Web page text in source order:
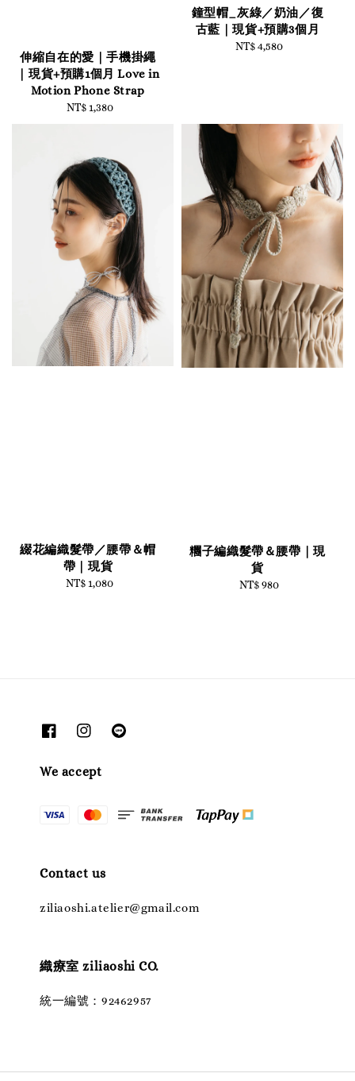
伸縮自在的愛｜手機掛繩
｜現貨+預購1個月 Love in
Motion Phone Strap
Regular
NT$ 1,380
鐘型帽_灰綠／奶油／復
古藍｜現貨+預購3個月
Regular
NT$ 4,580
綴花編織髮帶／腰帶＆帽
帶｜現貨
Regular
NT$ 1,080
糰子編織髮帶＆腰帶｜現
貨
Regular
NT$ 980
We accept
Contact us
ziliaoshi.atelier@gmail.com
織療室 ziliaoshi CO.
統一編號：92462957